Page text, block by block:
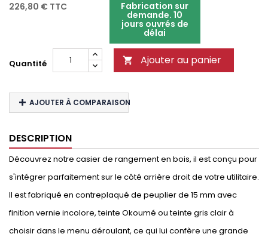
226,80 € TTC Fabrication sur
demande. 10
jours ouvrés de
délai
Quantité  Ajouter au panier
AJOUTER À COMPARAISON
DESCRIPTION
Découvrez notre casier de rangement en bois, il est conçu pour
s'intégrer parfaitement sur le côté arrière droit de votre utilitaire.
Il est fabriqué en contreplaqué de peuplier de 15 mm avec
finition vernie incolore, teinte Okoumé ou teinte gris clair à
choisir dans le menu déroulant, ce qui lui confère une grande